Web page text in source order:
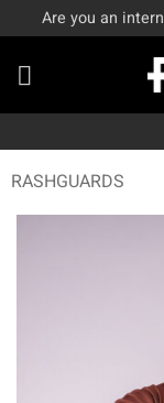
to
content
Are you an
RASHGUARDS